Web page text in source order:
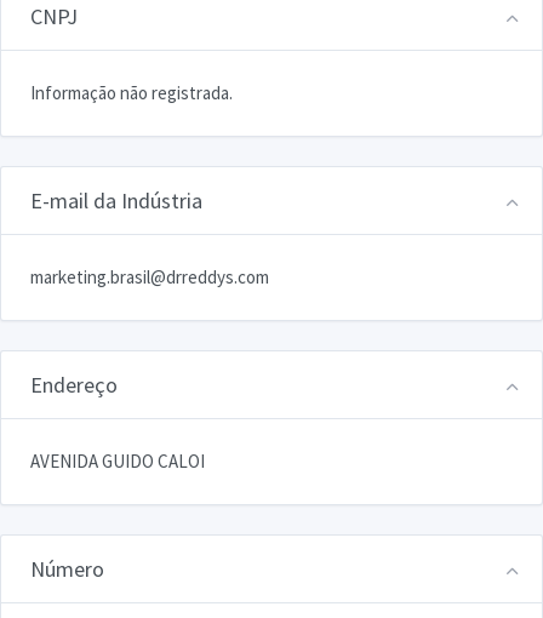
CNPJ
Informação não registrada.
E-mail da Indústria
marketing.brasil@drreddys.com
Endereço
AVENIDA GUIDO CALOI
Número